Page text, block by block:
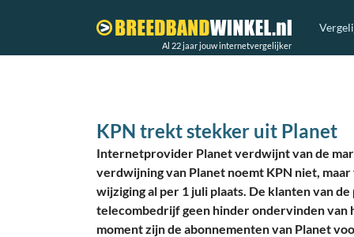
Al 22 jaar jouw internetvergelijker
KPN trekt stekker uit Planet
Internetprovider Planet verdwijnt van de
verdwijning van Planet noemt KPN niet,
wijziging al per 1 juli plaats. De klanten van
telecombedrijf geen hinder ondervinden van
moment zijn de abonnementen van Planet